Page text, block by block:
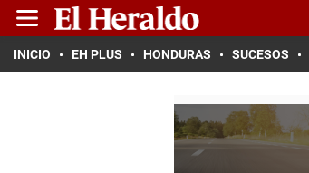
INICIO EH PLUS HONDURAS SUCESOS